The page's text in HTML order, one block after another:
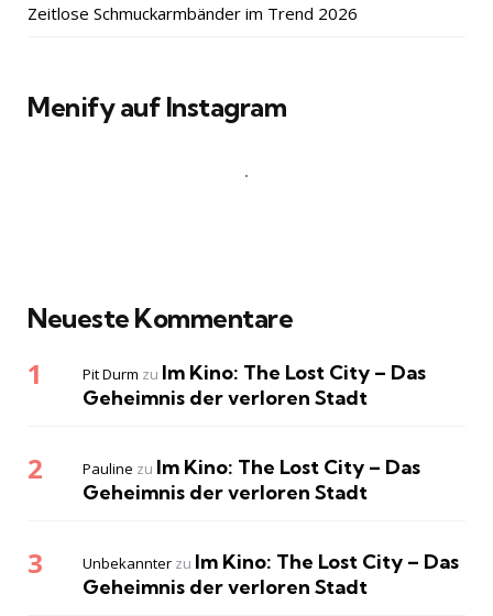
Zeitlose Schmuckarmbänder im Trend 2026
Menify auf Instagram
Neueste Kommentare
Pit Durm zu Im Kino: The Lost City – Das
Geheimnis der verloren Stadt
Pauline zu Im Kino: The Lost City – Das
Geheimnis der verloren Stadt
Unbekannter zu Im Kino: The Lost City – Das
Geheimnis der verloren Stadt